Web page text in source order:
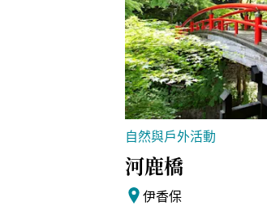
自然與戶外活動
河鹿橋
伊香保